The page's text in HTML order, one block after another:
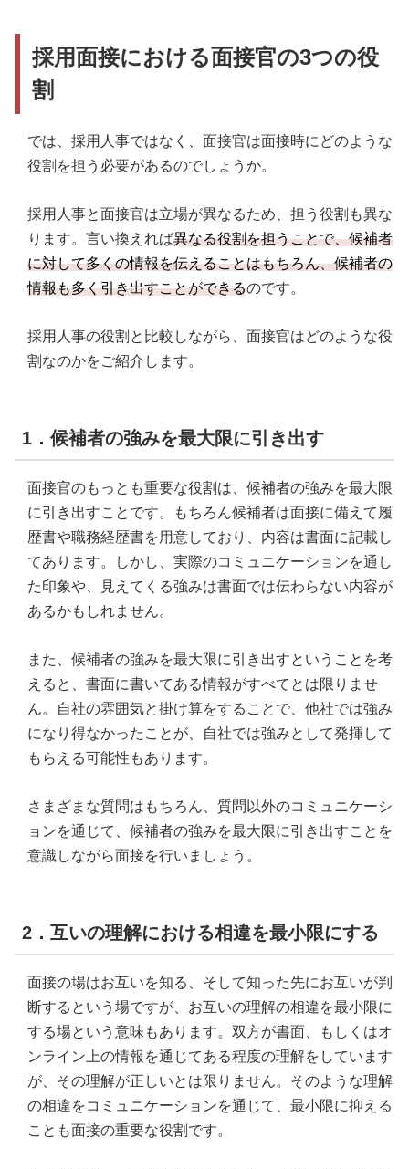
採用面接における面接官の3つの役
割
では、採用人事ではなく、面接官は面接時にどのような
役割を担う必要があるのでしょうか。
採用人事と面接官は立場が異なるため、担う役割も異な
ります。言い換えれば異なる役割を担うことで、候補者
に対して多くの情報を伝えることはもちろん、候補者の
情報も多く引き出すことができるのです。
採用人事の役割と比較しながら、面接官はどのような役
割なのかをご紹介します。
1．候補者の強みを最大限に引き出す
面接官のもっとも重要な役割は、候補者の強みを最大限
に引き出すことです。もちろん候補者は面接に備えて履
歴書や職務経歴書を用意しており、内容は書面に記載し
てあります。しかし、実際のコミュニケーションを通し
た印象や、見えてくる強みは書面では伝わらない内容が
あるかもしれません。
また、候補者の強みを最大限に引き出すということを考
えると、書面に書いてある情報がすべてとは限りませ
ん。自社の雰囲気と掛け算をすることで、他社では強み
になり得なかったことが、自社では強みとして発揮して
もらえる可能性もあります。
さまざまな質問はもちろん、質問以外のコミュニケーシ
ョンを通じて、候補者の強みを最大限に引き出すことを
意識しながら面接を行いましょう。
2．互いの理解における相違を最小限にする
面接の場はお互いを知る、そして知った先にお互いが判
断するという場ですが、お互いの理解の相違を最小限に
する場という意味もあります。双方が書面、もしくはオ
ンライン上の情報を通じてある程度の理解をしています
が、その理解が正しいとは限りません。そのような理解
の相違をコミュニケーションを通じて、最小限に抑える
ことも面接の重要な役割です。